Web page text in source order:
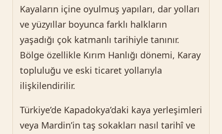
Kayaların içine oyulmuş yapıları, dar yolları
ve yüzyıllar boyunca farklı halkların
yaşadığı çok katmanlı tarihiyle tanınır.
Bölge özellikle Kırım Hanlığı dönemi, Karay
topluluğu ve eski ticaret yollarıyla
ilişkilendirilir.
Türkiye’de Kapadokya’daki kaya yerleşimleri
veya Mardin’in taş sokakları nasıl tarihî ve